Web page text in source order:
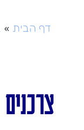
דף הבית »